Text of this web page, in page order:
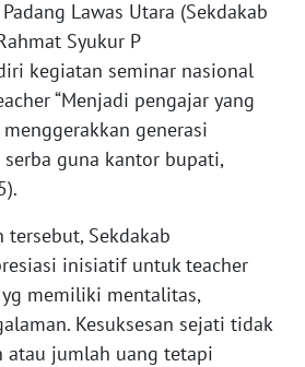
Lawas Utara (Sekdakab
Syukur P
kegiatan seminar nasional
“Menjadi pengajar yang
generasi
serba guna kantor bupati,
tersebut, Sekdakab
inisiatif untuk teacher
memiliki mentalitas,
Kesuksesan sejati tidak
atau jumlah uang tetapi